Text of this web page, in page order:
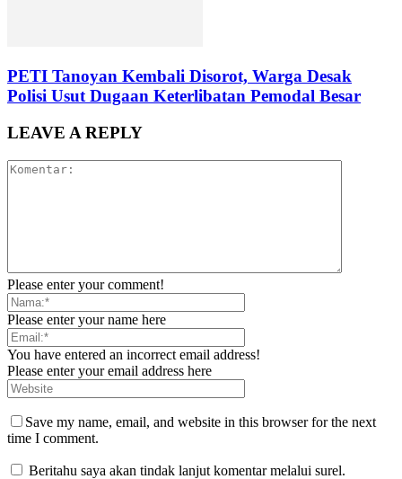
PETI Tanoyan Kembali Disorot, Warga Desak
Polisi Usut Dugaan Keterlibatan Pemodal Besar
LEAVE A REPLY
Please enter your comment!
Please enter your name here
You have entered an incorrect email address!
Please enter your email address here
Save my name, email, and website in this browser for the next
time I comment.
Beritahu saya akan tindak lanjut komentar melalui surel.